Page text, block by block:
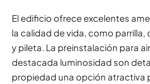
El edificio ofrece excelentes
la calidad de vida, como parrilla,
y pileta. La preinstalación para
destacada luminosidad son
propiedad una opción atractiva